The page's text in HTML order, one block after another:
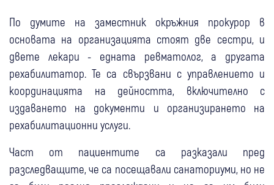
По думите на заместник окръжния прокурор в
основата на организацията стоят две сестри, и
двете лекари - едната ревматолог, а другата
рехабилитатор. Те са свързвани с управлението и
координацията на дейността, включително с
издаването на документи и организирането на
рехабилитационни услуги.
Част от пациентите са разказали пред
разследващите, че са посещавали санаториуми, но не